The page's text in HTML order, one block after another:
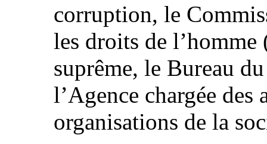
corruption, le
les droits de
suprême, le Bureau
l’Agence chargée des
organisations de la